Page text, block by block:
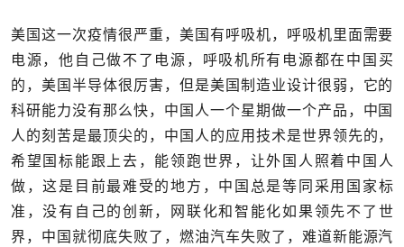
美国这一次疫情很严重，美国有呼吸机，呼吸机里面需要
电源，他自己做不了电源，呼吸机所有电源都在中国买
的，美国半导体很厉害，但是美国制造业设计很弱，它的
科研能力没有那么快，中国人一个星期做一个产品，中国
人的刻苦是最顶尖的，中国人的应用技术是世界领先的，
希望国标能跟上去，能领跑世界，让外国人照着中国人
做，这是目前最难受的地方，中国总是等同采用国家标
准，没有自己的创新，网联化和智能化如果领先不了世
界，中国就彻底失败了，燃油汽车失败了，难道新能源汽